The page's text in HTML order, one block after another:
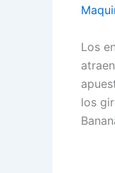
Los
los